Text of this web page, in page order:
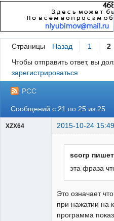
Страницы Назад 1
2
Чтобы отправить ответ, вы
зарегистрироваться
РСС
Сообщений с 21 по 25 из 25
XZX64 2015-10-24
scorp
эта фраза
Это означает
при нажатии на
программа